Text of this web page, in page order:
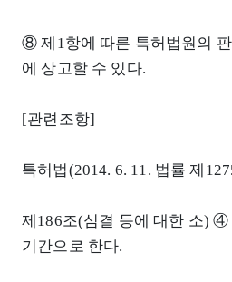
⑧ 제1항에 따른 특허법원의
에 상고할 수 있다.
[관련조항]
특허법(2014. 6. 11. 법률 제
제186조(심결 등에 대한 소) ④
기간으로 한다.